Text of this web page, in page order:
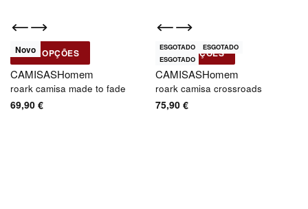
Novo
VER OPÇÕES
Roark
CAMISASHomem
roark camisa made to fade
69,90 €
Novo
ESGOTADO
ESGOTADO
ESGOTADO
VER OPÇÕES
Roark
CAMISASHomem
roark camisa crossroads
75,90 €